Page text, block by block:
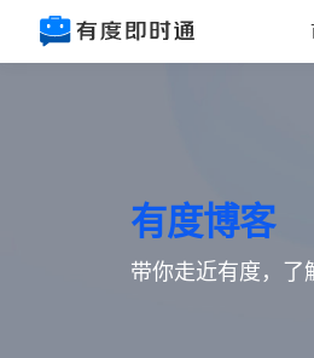
有度博客
带你走近有度，了